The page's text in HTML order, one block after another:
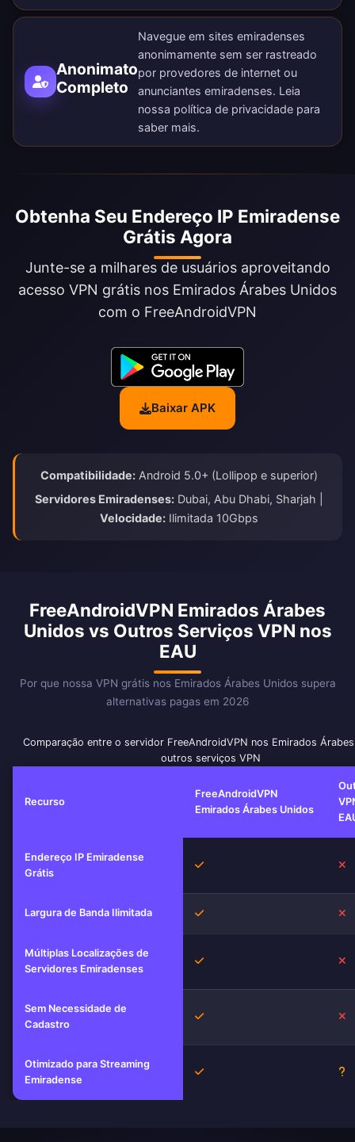
Anonimato
Completo
Navegue em sites emiradenses
anonimamente sem ser rastreado
por provedores de internet ou
anunciantes emiradenses. Leia
nossa política de privacidade para
saber mais.
Obtenha Seu Endereço IP Emiradense
Grátis Agora
Junte-se a milhares de usuários aproveitando
acesso VPN grátis nos Emirados Árabes Unidos
com o FreeAndroidVPN
Baixar APK
Compatibilidade:Android 5.0+ (Lollipop e superior)
Servidores Emiradenses:Dubai, Abu Dhabi, Sharjah |
Velocidade:Ilimitada 10Gbps
FreeAndroidVPN Emirados Árabes
Unidos vs Outros Serviços VPN nos
EAU
Por que nossa VPN grátis nos Emirados Árabes Unidos supera
alternativas pagas em 2026
Comparação entre o servidor FreeAndroidVPN nos Emirados
outros serviços VPN
Recurso
FreeAndroidVPN
Emirados Árabes Unidos
Endereço IP Emiradense
Grátis
Sim
Largura de Banda Ilimitada Sim
Múltiplas Localizações de
Servidores Emiradenses
Sim
Sem Necessidade de
Cadastro
Sim
Otimizado para Streaming
Emiradense
Sim